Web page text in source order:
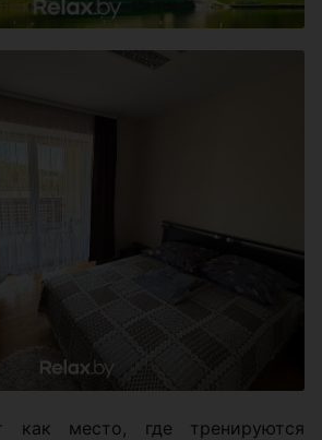
как место, где тренируются